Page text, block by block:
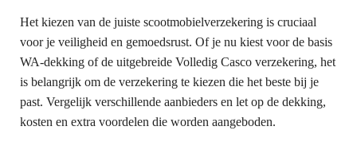
Het kiezen van de juiste scootmobielverzekering is cruciaal
voor je veiligheid en gemoedsrust. Of je nu kiest voor de basis
WA-dekking of de uitgebreide Volledig Casco verzekering, het
is belangrijk om de verzekering te kiezen die het beste bij je
past. Vergelijk verschillende aanbieders en let op de dekking,
kosten en extra voordelen die worden aangeboden.